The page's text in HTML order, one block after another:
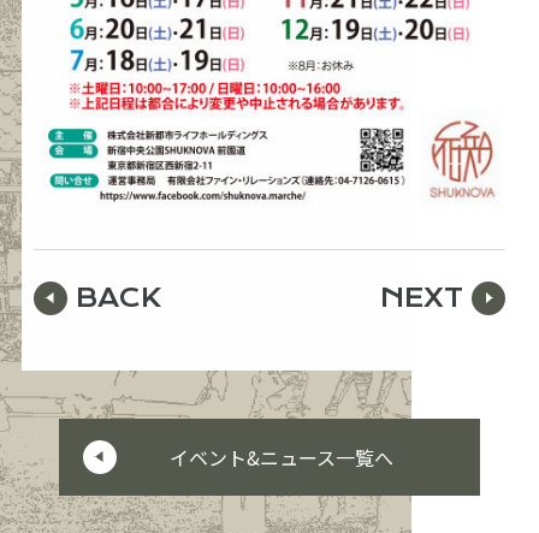
BACK NEXT
イベント&ニュース一覧へ